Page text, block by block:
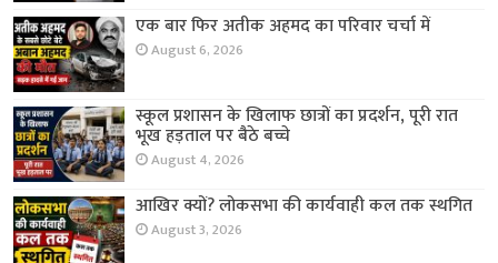
एक बार फिर अतीक अहमद का परिवार चर्चा में
August 6, 2026
स्कूल प्रशासन के खिलाफ छात्रों का प्रदर्शन, पूरी रात
भूख हड़ताल पर बैठे बच्चे
August 4, 2026
आखिर क्यों? लोकसभा की कार्यवाही कल तक स्थगित
August 3, 2026